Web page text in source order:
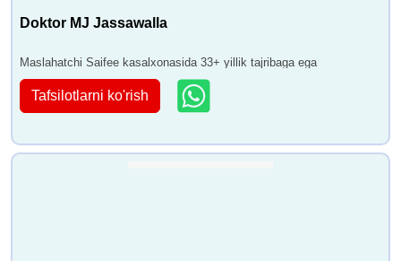
Doktor MJ Jassawalla
Maslahatchi Saifee kasalxonasida 33+ yillik tajribaga ega
Tafsilotlarni ko'rish